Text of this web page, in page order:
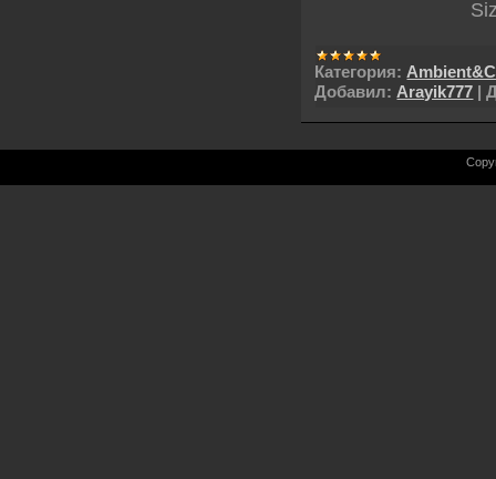
Категория:
Добавил: Arayik777 |